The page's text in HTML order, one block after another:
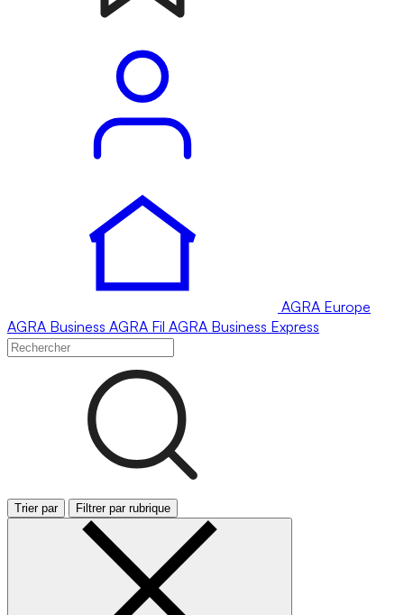
AGRA Europe
AGRA Business AGRA Fil AGRA Business Express
Trier par Filtrer par rubrique